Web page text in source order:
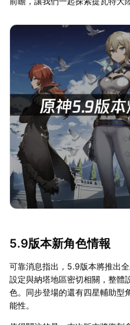
5.9版本新角色情報
可靠消息指出，5.9版本將推出
設定與納塔地區密切相關，整體
色。同步登場的還有四星輔助型
能性。